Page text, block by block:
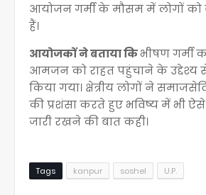
आयोजन गर्मी के मौसम में लोगों को
हैं।
आयोजकों ने बताया किभीषण गर्मी
आमजन को राहत पहुंचाने के उद्देश्य
किया गया। क्षेत्रीय लोगों ने
की प्रशंसा करते हुए भविष्य में भी
जारी रखने की बात कही।
Tags kanpur soshel U.P.